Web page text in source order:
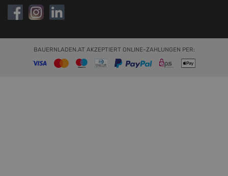
BAUERNLADEN.AT AKZEPTIERT ONLINE-ZAHLUNGEN PER: